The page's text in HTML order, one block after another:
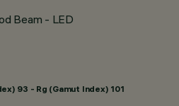
Beam - LED
93 - Rg (Gamut Index) 101